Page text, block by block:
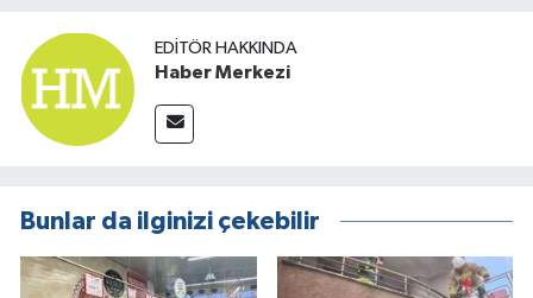
EDITÖR HAKKINDA
Haber Merkezi
Bunlar da ilginizi çekebilir